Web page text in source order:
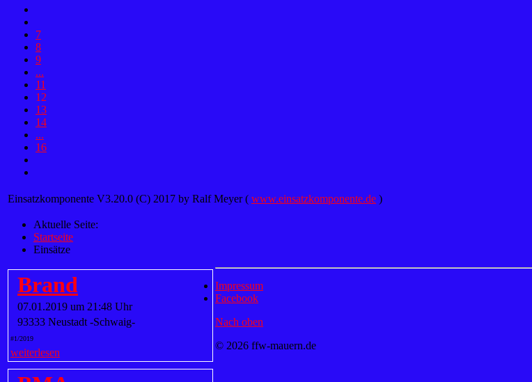
7
8
9
...
11
12
13
14
...
16
Einsatzkomponente V3.20.0 (C) 2017 by Ralf Meyer ( www.einsatzkomponente.de )
Aktuelle Seite:
Startseite
Einsätze
Brand
07.01.2019 um 21:48 Uhr
93333 Neustadt -Schwaig-
#1/2019
weiterlesen
Impressum
Facebook
Nach oben
© 2026 ffw-mauern.de